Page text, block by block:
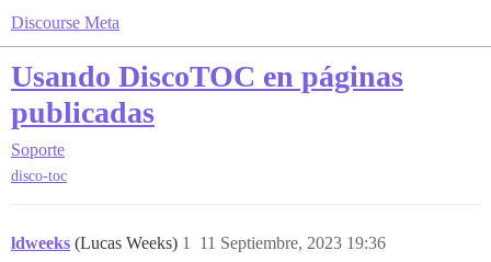
Discourse Meta
Usando DiscoTOC en páginas
publicadas
Soporte
disco-toc
ldweeks (Lucas Weeks) 11 Septiembre, 2023 19:36
1